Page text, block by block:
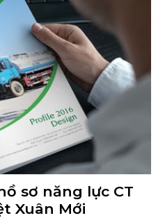
sơ năng lực CT
Xuân Mới